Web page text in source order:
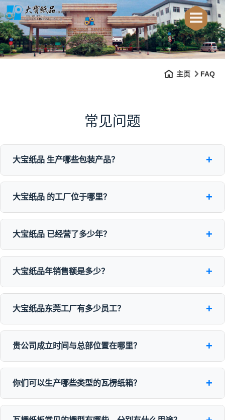
主页 FAQ
常见问题
大宝纸品 生产哪些包装产品？ +
大宝纸品 的工厂位于哪里？ +
大宝纸品 已经营了多少年？ +
大宝纸品年销售额是多少？ +
大宝纸品东莞工厂有多少员工？ +
贵公司成立时间与总部位置在哪里？ +
你们可以生产哪些类型的瓦楞纸箱？ +